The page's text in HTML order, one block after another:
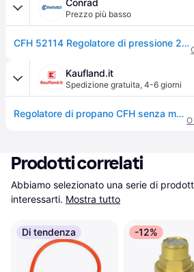
Conrad
Prezzo più basso
CFH 52114 Regolatore di pressione 2.5 bar
Kaufland.it
Spedizione gratuita, 4-6 giorni
Regolatore di propano CFH senza manometro DR 114 2,5 bar
Prodotti correlati
Abbiamo selezionato una serie di
interessarti. Mostra tutto
Di tendenza -12%